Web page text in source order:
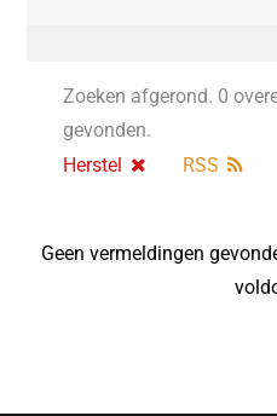
Zoeken afgerond. 0
gevonden.
Herstel
RSS
Geen vermeldingen